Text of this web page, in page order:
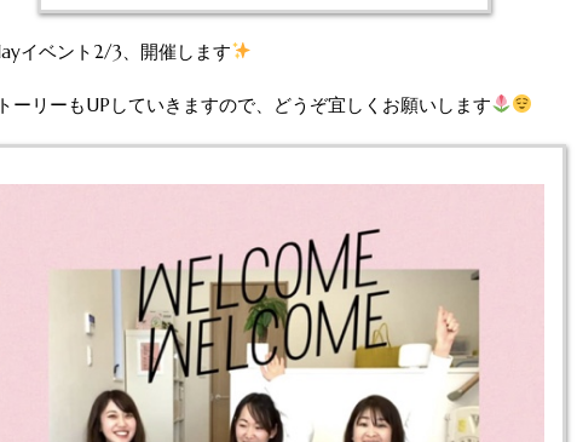
イベント2/3、開催します
ーリーもUPしていきますので、どうぞ宜しくお願いします